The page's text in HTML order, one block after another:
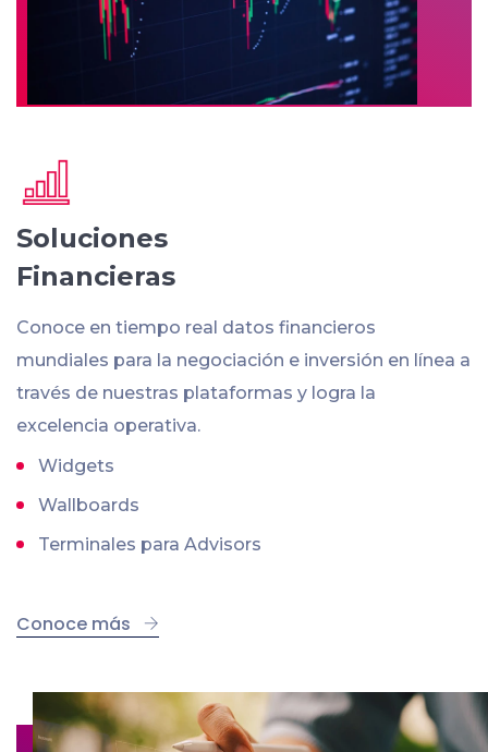
Soluciones
Financieras
Conoce en tiempo real datos financieros
mundiales para la negociación e inversión en línea a
través de nuestras plataformas y logra la
excelencia operativa.
Widgets
Wallboards
Terminales para Advisors
Conoce más